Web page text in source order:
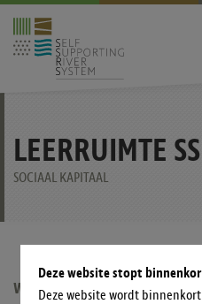
LEERRUIMTE
SOCIAAL KAPITAAL
WAT IS HET IDEE?
Deze website stopt
Deze website wordt